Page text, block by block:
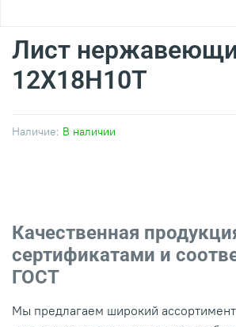
Наличие: В наличии
Лист
12Х18Н10Т
Качественная
сертификатами и
ГОСТ
Мы предлагаем широкий